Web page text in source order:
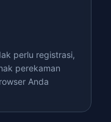
perlu registrasi,
perekaman
Anda